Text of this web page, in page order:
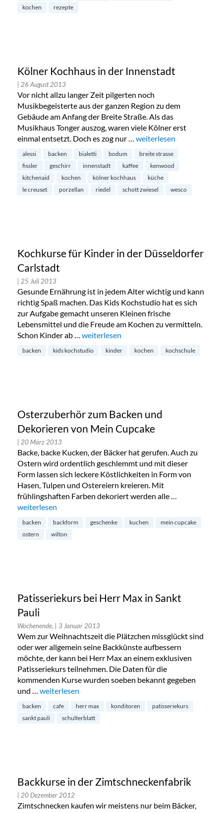
kochen
rezepte
Kölner Kochhaus in der Innenstadt
| 26 August 2013
Vor nicht allzu langer Zeit pilgerten noch
Musikbegeisterte aus der ganzen Region zu dem
Gebäude am Anfang der Breite Straße. Als das
Musikhaus Tonger auszog, waren viele Kölner erst
einmal entsetzt. Doch es zog nur … „Kölner Kochhaus in der
weiterlesen
alessi backen bialetti bodum
breite strasse
fissler
geschirr innenstadt kaffee
kenwood
kitchenaid
kochen kölner kochhaus
küche
le creuset
porzellan riedel schott zwiesel wesco
Kochkurse für Kinder in der Düsseldorfer
Carlstadt
| 25 Juli 2013
Gesunde Ernährung ist in jedem Alter wichtig und kann
richtig Spaß machen. Das Kids Kochstudio hat es sich
zur Aufgabe gemacht unseren Kleinen frische
Lebensmittel und die Freude am Kochen zu vermitteln.
Schon Kinder ab … „Kochkurse für Kinder in der
weiterlesen
backen kids kochstudio kinder kochen kochschule
Osterzuberhör zum Backen und
Dekorieren von Mein Cupcake
| 20 März 2013
Backe, backe Kucken, der Bäcker hat gerufen. Auch zu
Ostern wird ordentlich geschlemmt und mit dieser
Form lassen sich leckere Köstlichkeiten in Form von
Hasen, Tulpen und Ostereiern kreieren. Mit
frühlingshaften Farben dekoriert werden alle …
„Osterzuberhör zum Backen und Dekorieren von Mein
weiterlesen
backen backform geschenke kuchen
mein cupcake
ostern
wilton
Patisseriekurs bei Herr Max in Sankt
Pauli
Wochenende, | 3 Januar 2013
Wem zur Weihnachtszeit die Plätzchen missglückt sind
oder wer allgemein seine Backkünste aufbessern
möchte, der kann bei Herr Max an einem exklusiven
Patisseriekurs teilnehmen. Die Daten für die
kommenden Kurse wurden soeben bekannt gegeben
und … „Patisseriekurs bei Herr Max in Sankt Pauli“
weiterlesen
backen cafe herr max konditoren
patisseriekurs
sankt pauli
schulterblatt
Backkurse in der Zimtschneckenfabrik
| 20 Dezember 2012
Zimtschnecken kaufen wir meistens nur beim Bäcker,